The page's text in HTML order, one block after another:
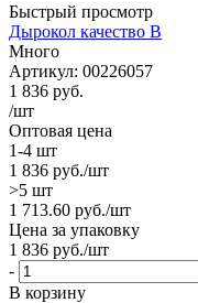
Быстрый просмотр
Дырокол качество B
Много
Артикул: 00226057
1 836 руб.
/шт
Оптовая цена
1-4 шт
1 836 руб./шт
>5 шт
1 713.60 руб./шт
Цена за упаковку
1 836 руб./шт
-
В корзину